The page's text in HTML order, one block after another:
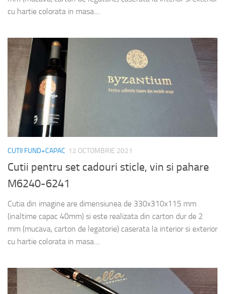
cu hartie colorata in masa....
CUTII FUND+CAPAC 12 OCTOMBRIE 2021
Cutii pentru set cadouri sticle, vin si pahare
M6240-6241
Cutia din imagine are dimensiunea de 330x310x115 mm
(inaltime capac 40mm) si este realizata din carton dur de 2
mm (mucava, carton de legatorie) caserata la interior si exterior
cu hartie colorata in masa....